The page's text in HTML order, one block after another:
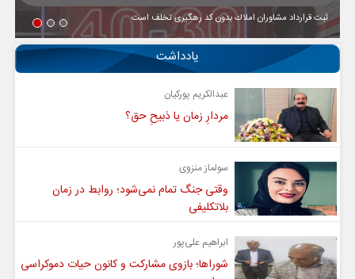
ثبت قرارداد مشاوران املاك بدون كد رهگیری تخلف است
یادداشت
عبدالکریم پورکیان
مردارِ زمان یا ذبیحِ حق؟
سولماز منزوی
وقتی جنگ تمام نمی‌شود؛ روابط در زمان
بلاتکلیفی
ابراهیم علی‌پور
شوراها؛ بازوی مشارکت و کانون حیات دموکراسی